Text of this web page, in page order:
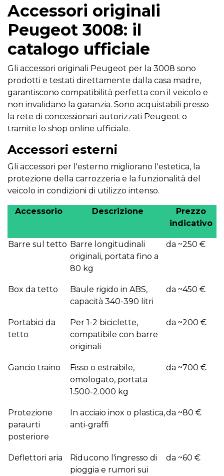
Accessori originali
Peugeot 3008: il
catalogo ufficiale
Gli accessori originali Peugeot per la 3008 sono
prodotti e testati direttamente dalla casa madre,
garantiscono compatibilità perfetta con il veicolo e
non invalidano la garanzia. Sono acquistabili presso
la rete di concessionari autorizzati Peugeot o
tramite lo shop online ufficiale.
Accessori esterni
Gli accessori per l'esterno migliorano l'estetica, la
protezione della carrozzeria e la funzionalità del
veicolo in condizioni di utilizzo intenso.
Accessorio Descrizione
Prezzo
indicativo
Barre sul tetto Barre longitudinali
originali, portata fino a
80 kg
da ~250 €
Box da tetto
Baule rigido in ABS,
capacità 340-390 litri
da ~450 €
Portabici da
tetto
Per 1-2 biciclette,
compatibile con barre
originali
da ~200 €
Gancio traino
Fisso o estraibile,
omologato, portata
1.500-2.000 kg
da ~700 €
Protezione
paraurti
posteriore
In acciaio inox o plastica,
anti-graffi
da ~80 €
Deflettori aria
Riducono l'ingresso di
pioggia e rumori sui
da ~60 €